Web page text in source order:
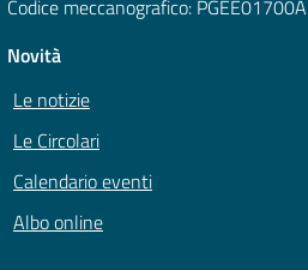
Codice meccanografico: PGEE01700A
Novità
Le notizie
Le Circolari
Calendario eventi
Albo online